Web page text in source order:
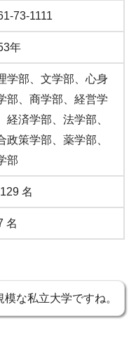
73-1111
年
学部、文学部、心身
部、商学部、経営学
経済学部、法学部、
政策学部、薬学部、
部
名
名
な私立大学ですね。